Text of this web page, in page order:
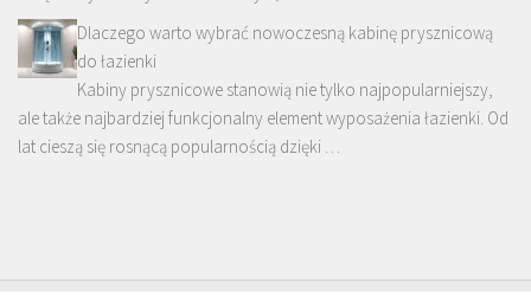
Dlaczego warto wybrać nowoczesną kabinę prysznicową
do łazienki
Kabiny prysznicowe stanowią nie tylko najpopularniejszy,
ale także najbardziej funkcjonalny element wyposażenia łazienki. Od
lat cieszą się rosnącą popularnością dzięki …